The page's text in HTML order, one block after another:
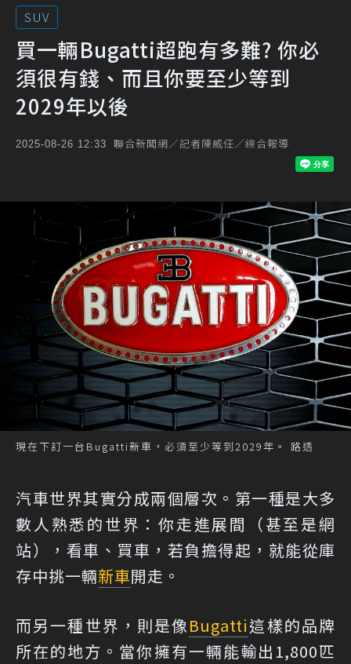
SUV
買一輛Bugatti超跑有多難? 你必
須很有錢、而且你要至少等到
2029年以後
2025-08-26 12:33 聯合新聞網／記者陳威任／綜合報導
現在下訂一台Bugatti新車，必須至少等到2029年。 路透
汽車世界其實分成兩個層次。第一種是大多
數人熟悉的世界：你走進展間（甚至是網
站），看車、買車，若負擔得起，就能從庫
存中挑一輛新車開走。
而另一種世界，則是像Bugatti這樣的品牌
所在的地方。當你擁有一輛能輸出1,800匹